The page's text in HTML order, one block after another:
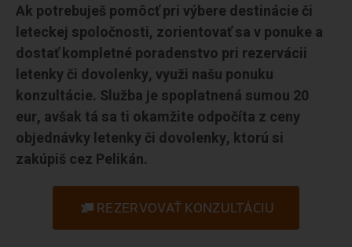
Ak potrebuješ pomôcť pri výbere destinácie či
leteckej spoločnosti, zorientovať sa v ponuke a
dostať kompletné poradenstvo pri rezervácii
letenky či dovolenky, využi našu ponuku
konzultácie. Služba je spoplatnená sumou 20
eur, avšak tá sa ti okamžite odpočíta z ceny
objednávky letenky či dovolenky, ktorú si
zakúpiš cez Pelikán.
REZERVOVAŤ KONZULTÁCIU